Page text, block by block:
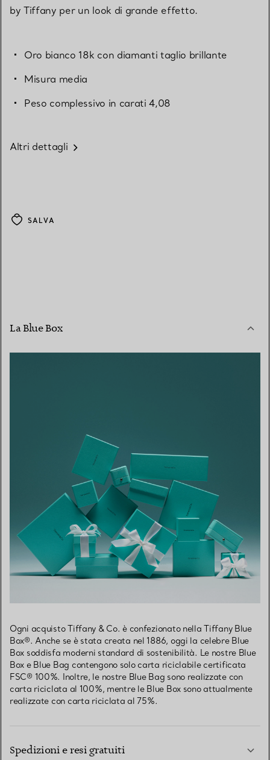
by Tiffany per un look di grande effetto.
Oro bianco 18k con diamanti taglio brillante
Misura media
Peso complessivo in carati 4,08
Altri dettagli
SALVA
La Blue Box
Ogni acquisto Tiffany & Co. è confezionato nella Tiffany Blue
Box®. Anche se è stata creata nel 1886, oggi la celebre Blue
Box soddisfa moderni standard di sostenibilità. Le nostre Blue
Box e Blue Bag contengono solo carta riciclabile certificata
FSC® 100%. Inoltre, le nostre Blue Bag sono realizzate con
carta riciclata al 100%, mentre le Blue Box sono attualmente
realizzate con carta riciclata al 75%.
Spedizioni e resi gratuiti